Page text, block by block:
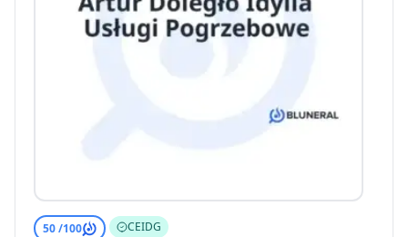
50 /100 CEIDG